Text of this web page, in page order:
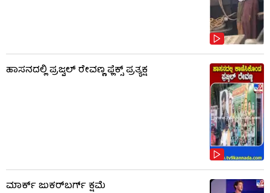
ಹಾಸನದಲ್ಲಿ ಪ್ರಜ್ವಲ್ ರೇವಣ್ಣ ಫ್ಲೆಕ್ಸ್ ಪ್ರತ್ಯಕ್ಷ
ಮಾರ್ಕ್ ಜುಕರ್‌ಬರ್ಗ್ ಕ್ಷಮೆ